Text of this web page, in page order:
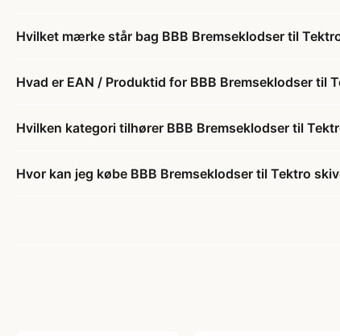
Hvilket mærke står bag BBB Bremseklodser til
Hvad er EAN / Produktid for BBB Bremseklodser til
Hvilken kategori tilhører BBB Bremseklodser til
Hvor kan jeg købe BBB Bremseklodser til Tektro